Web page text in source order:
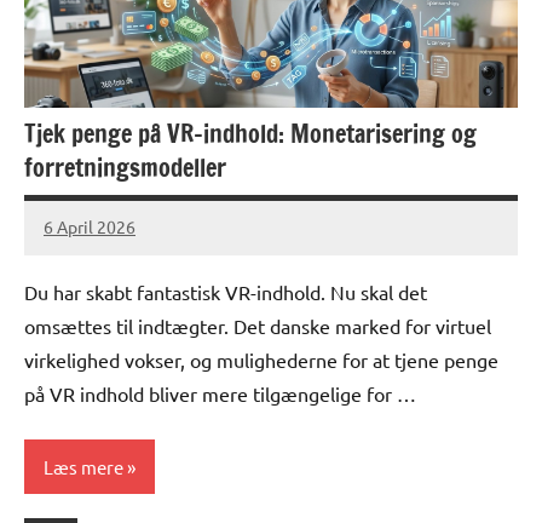
Tjek penge på VR-indhold: Monetarisering og
forretningsmodeller
6 April 2026
lucas
No
Du har skabt fantastisk VR-indhold. Nu skal det
omsættes til indtægter. Det danske marked for virtuel
virkelighed vokser, og mulighederne for at tjene penge
på VR indhold bliver mere tilgængelige for …
Læs mere